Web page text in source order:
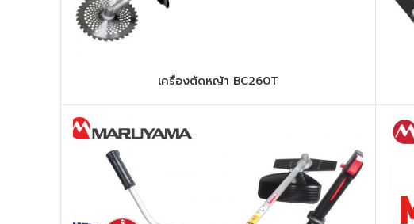
เครื่องตัดหญ้า BC260T